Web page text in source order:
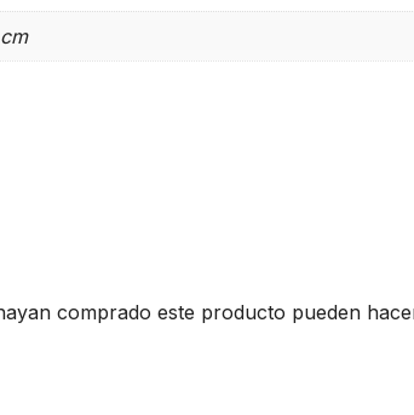
comprado este producto pueden